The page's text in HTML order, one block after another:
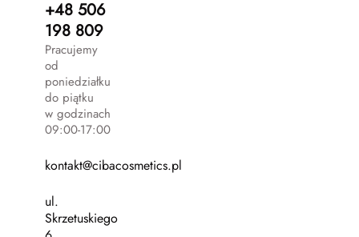
+48 506
198 809
Pracujemy
od
poniedziałku
do piątku
w godzinach
09:00-17:00
kontakt@cibacosmetics.pl
ul.
Skrzetuskiego